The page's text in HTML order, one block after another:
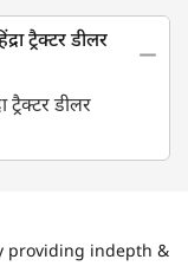
ट्रैक्टर डीलर
ट्रैक्टर डीलर
providing indepth &